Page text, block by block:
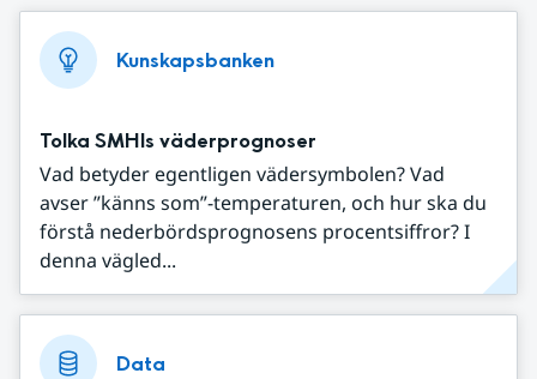
Kunskapsbanken
Tolka SMHIs väderprognoser
Vad betyder egentligen vädersymbolen? Vad
avser ”känns som”-temperaturen, och hur ska du
förstå nederbördsprognosens procentsiffror? I
denna vägled...
Data